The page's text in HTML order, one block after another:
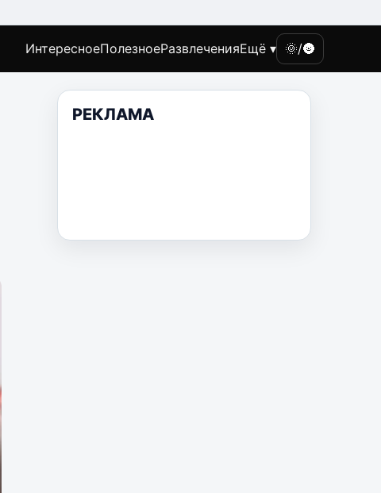
ИнтересноеПолезноеРазвлеченияЕщё ▾ 🌞/🌚
РЕКЛАМА